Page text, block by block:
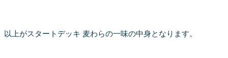
以上がスタートデッキ 麦わらの一味の中身となります。